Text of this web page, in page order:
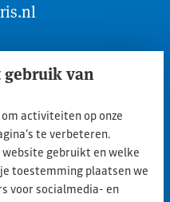
gebruik van
activiteiten op onze
te verbeteren.
gebruikt en welke
toestemming plaatsen we
voor socialmedia- en